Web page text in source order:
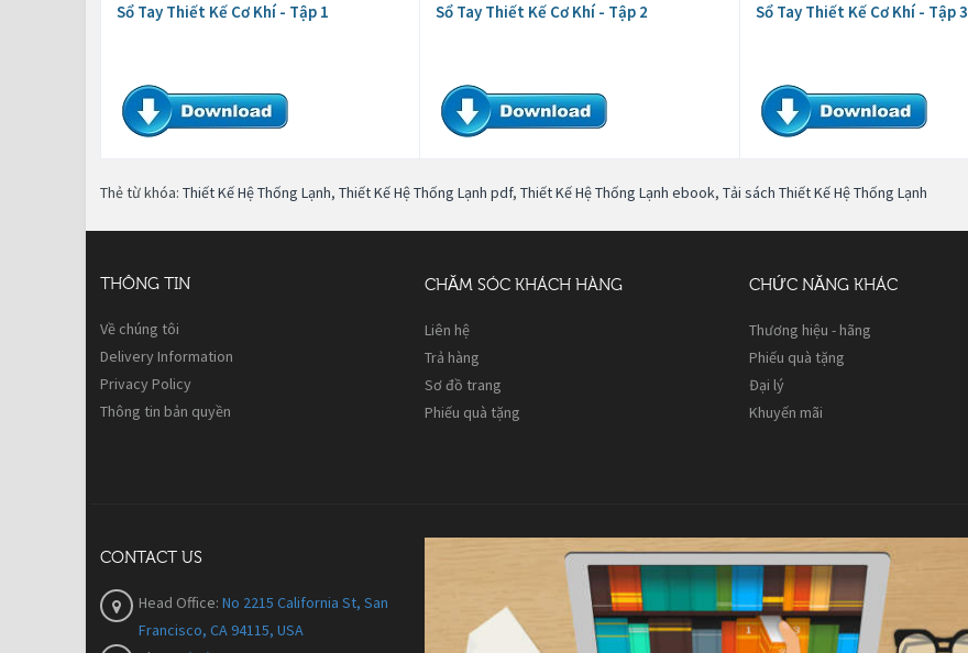
Sổ Tay Thiết Kế Cơ Khí - Tập 1 Sổ Tay Thiết Kế Cơ Khí - Tập 2 Sổ Tay Thiết Kế Cơ Khí - Tập 3
Thẻ từ khóa: Thiết Kế Hệ Thống Lạnh, Thiết Kế Hệ Thống Lạnh pdf, Thiết Kế Hệ Thống Lạnh ebook, Tải sách Thiết Kế Hệ Thống Lạnh
THÔNG TIN
Về chúng tôi
Delivery Information
Privacy Policy
Thông tin bản quyền
CHĂM SÓC KHÁCH HÀNG
Liên hệ
Trả hàng
Sơ đồ trang
Phiếu quà tặng
CHỨC NĂNG KHÁC
Thương hiệu - hãng
Phiếu quà tặng
Đại lý
Khuyến mãi
CONTACT US
Head Office: No 2215 California St, San
Francisco, CA 94115, USA